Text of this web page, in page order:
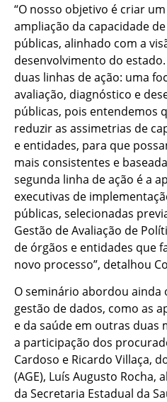
“O nosso objetivo é criar
ampliação da capacidade
públicas, alinhado com a
desenvolvimento do
duas linhas de ação: uma
avaliação, diagnóstico e
públicas, pois entendemos
reduzir as assimetrias de
e entidades, para que
mais consistentes e
segunda linha de ação é a
executivas de
públicas, selecionadas
Gestão de Avaliação de
de órgãos e entidades que
novo processo”, detalhou
O seminário abordou ainda
gestão de dados, como as
e da saúde em outras duas
a participação dos
Cardoso e Ricardo Villaça,
(AGE), Luís Augusto Rocha,
da Secretaria Estadual da